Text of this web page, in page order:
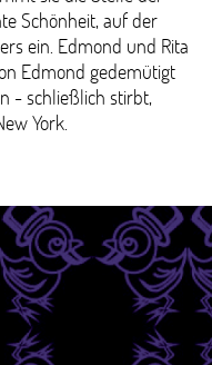
Schönheit, auf der
ein. Edmond und Rita
Edmond gedemütigt
- schließlich stirbt,
York.